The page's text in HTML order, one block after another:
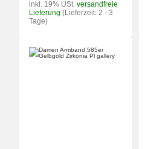
inkl. 19% USt. versandfreie
Lieferung (Lieferzeit: 2 - 3
Tage)